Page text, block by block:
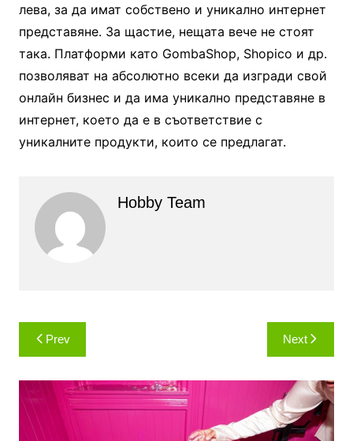
лева, за да имат собствено и уникално интернет
представяне. За щастие, нещата вече не стоят
така. Платформи като GombaShop, Shopico и др.
позволяват на абсолютно всеки да изгради свой
онлайн бизнес и да има уникално представяне в
интернет, което да е в съответствие с
уникалните продукти, които се предлагат.
Hobby Team
Навигация
Prev Next